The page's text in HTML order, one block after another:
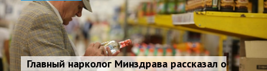
Главный нарколог Минздрава рассказал о